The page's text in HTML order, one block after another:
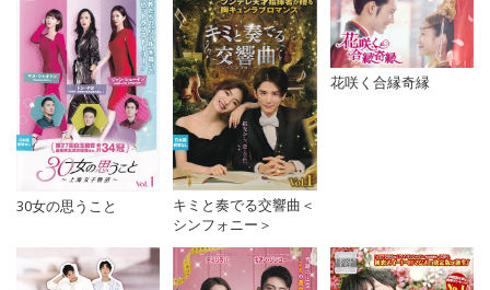
30女の思うこと
キミと奏でる交響曲＜
シンフォニー＞
花咲く合縁奇縁